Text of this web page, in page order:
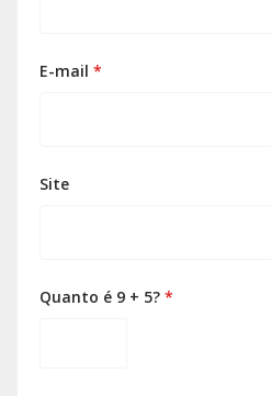
E-mail *
Site
Quanto é 9 + 5? *